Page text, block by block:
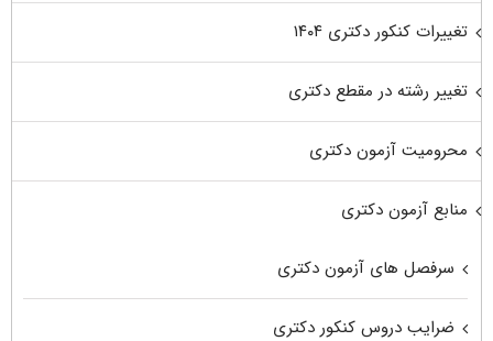
تغییرات کنکور دکتری ۱۴۰۴
تغییر رشته در مقطع دکتری
محرومیت آزمون دکتری
منابع آزمون دکتری
سرفصل های آزمون دکتری
ضرایب دروس کنکور دکتری